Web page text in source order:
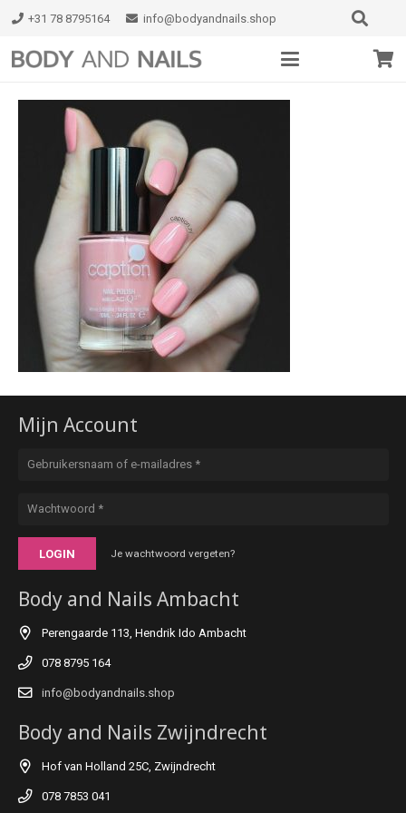
+31 78 8795164 info@bodyandnails.shop
Mijn Account
LOGIN Je wachtwoord vergeten?
Body and Nails Ambacht
Perengaarde 113, Hendrik Ido Ambacht
078 8795 164
info@bodyandnails.shop
Body and Nails Zwijndrecht
Hof van Holland 25C, Zwijndrecht
078 7853 041